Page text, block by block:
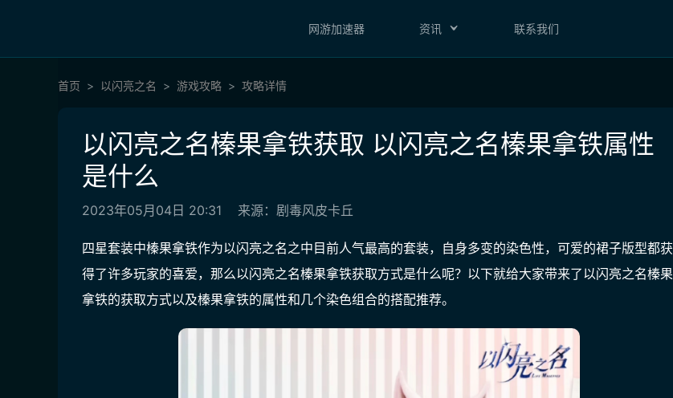
网游加速器 资讯 联系我们
首页 以闪亮之名 游戏攻略 攻略详情
以闪亮之名榛果拿铁获取 以闪亮之名榛果拿铁属性
是什么
2023年05月04日 20:31 来源：剧毒风皮卡丘
四星套装中榛果拿铁作为以闪亮之名之中目前人气最高的套装，自身多变的染色性，可爱的裙子版型都获
得了许多玩家的喜爱，那么以闪亮之名榛果拿铁获取方式是什么呢？以下就给大家带来了以闪亮之名榛果
拿铁的获取方式以及榛果拿铁的属性和几个染色组合的搭配推荐。